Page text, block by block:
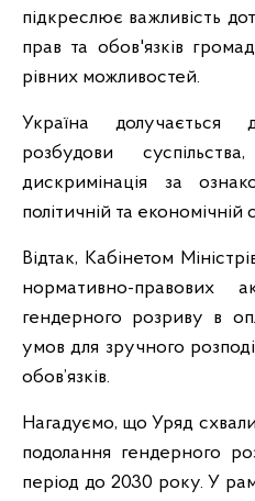
підкреслює важливість
прав та обов'язків
рівних можливостей.
Україна долучається
розбудови
дискримінація за
політичній та економічній
Відтак, Кабінетом
нормативно-правових
гендерного розриву в
умов для зручного
обов’язків.
Нагадуємо, що Уряд
подолання гендерного
період до 2030 року. У